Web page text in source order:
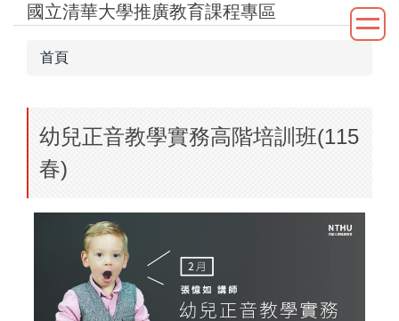
國立清華大學推廣教育課程專區
首頁
幼兒正音教學實務高階培訓班(115
春)